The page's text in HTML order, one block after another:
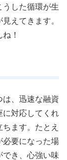
うした循環が生
えてきます。
！
は、迅速な融資
に対応してくれ
ます。たとえ
必要になった場
でき、心強い味